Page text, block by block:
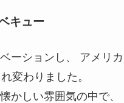
キュー
ーションし、 アメリ
変わりました。
かしい雰囲気の中で、